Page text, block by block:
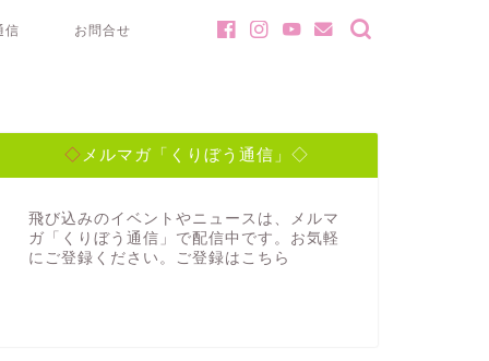
信 お問合せ
◇メルマガ「くりぼう通信」◇
飛び込みのイベントやニュースは、メルマ
ガ「くりぼう通信」で配信中です。お気軽
にご登録ください。ご登録は こちら